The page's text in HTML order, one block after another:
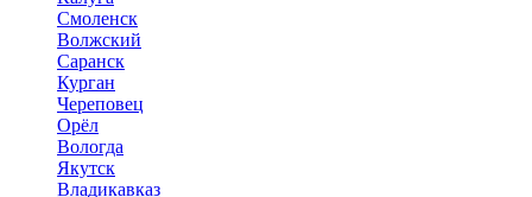
Смоленск
Волжский
Саранск
Курган
Череповец
Орёл
Вологда
Якутск
Владикавказ